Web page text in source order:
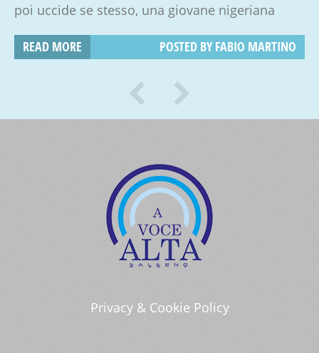
poi uccide se stesso, una giovane nigeriana
schiavizzata, uccisa a colpi di pistola: sono solo
gli ultimi episodi di una lunga serie di violenze.
READ MORE POSTED BYFABIO MARTINO
Privacy & Cookie Policy